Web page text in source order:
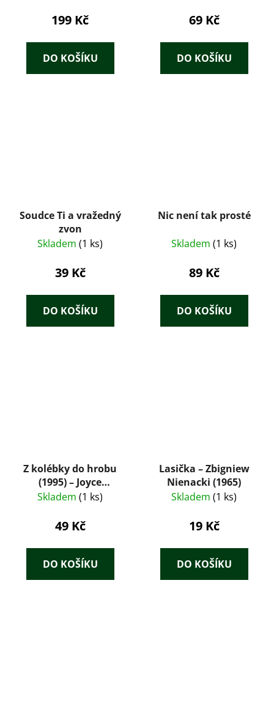
1925)
199 Kč
DO KOŠÍKU
69 Kč
DO KOŠÍKU
Soudce Ti a vražedný
zvon
Skladem (1 ks)
39 Kč
DO KOŠÍKU
Nic není tak prosté
Skladem (1 ks)
89 Kč
DO KOŠÍKU
Z kolébky do hrobu
(1995) – Joyce
Eggintonová
Skladem (1 ks)
49 Kč
DO KOŠÍKU
Lasička – Zbigniew
Nienacki (1965)
Skladem (1 ks)
19 Kč
DO KOŠÍKU